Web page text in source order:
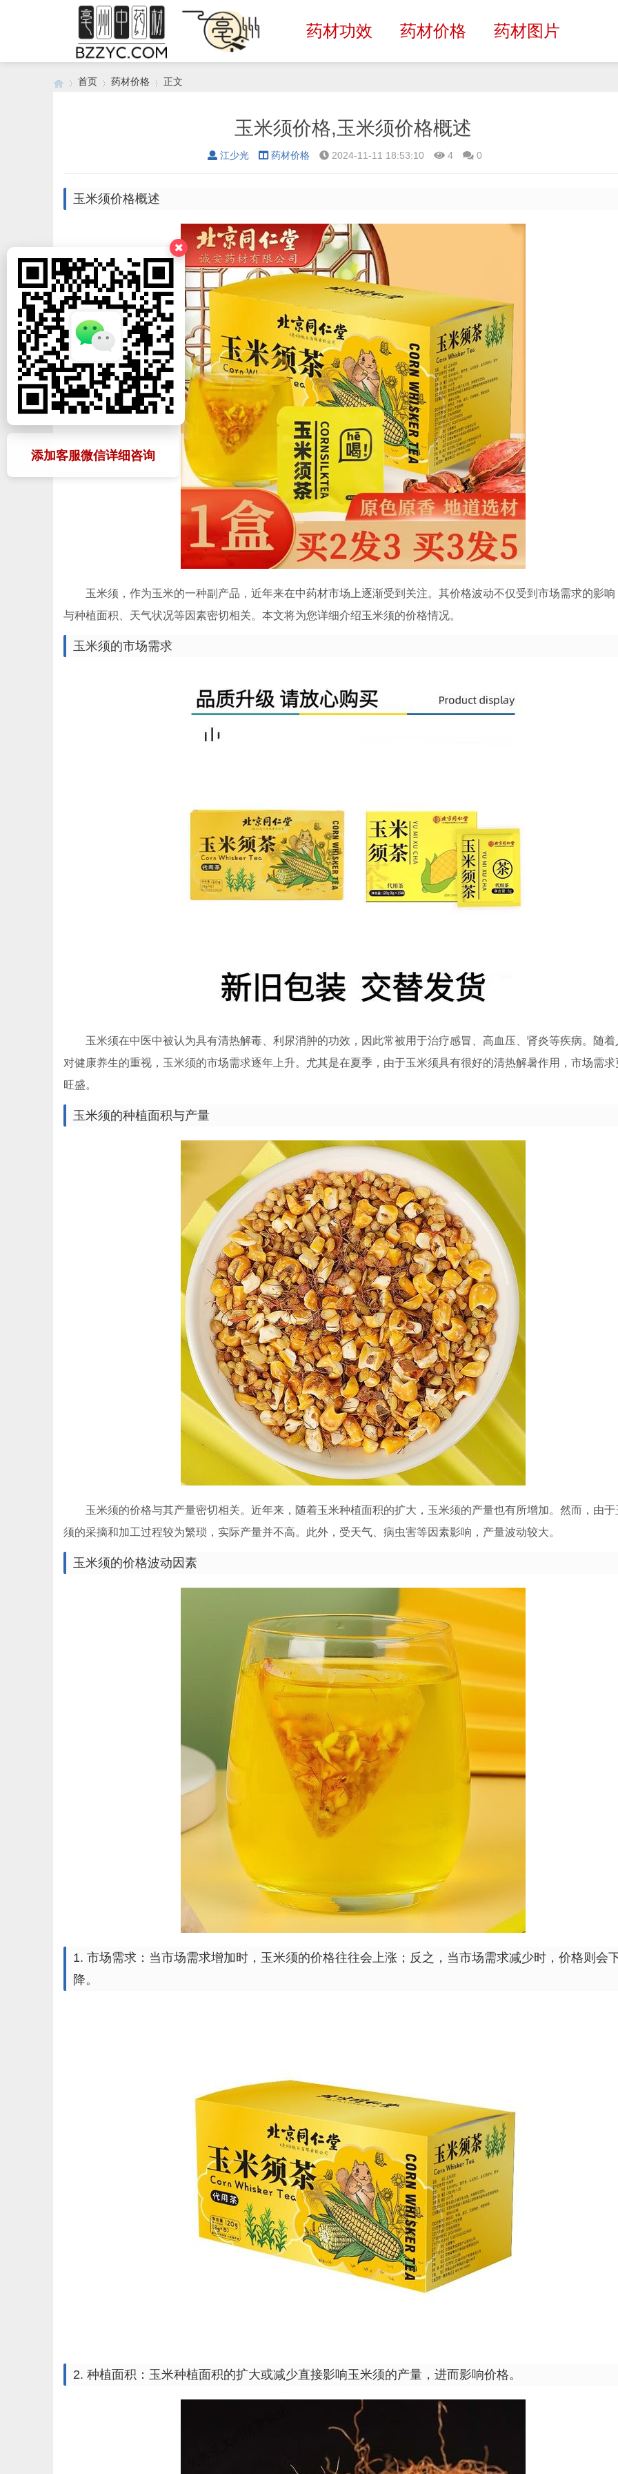
药材功效 药材价格 药材图片
添加客服微信详细咨询
首页 药材价格 正文
玉米须价格,玉米须价格概述
江少光 药材价格 2024-11-11 18:53:10 4 0
玉米须价格概述
玉米须，作为玉米的一种副产品，近年来在中药材市场上逐渐受到关注。其价格波动不仅受到市场需求的影响
与种植面积、天气状况等因素密切相关。本文将为您详细介绍玉米须的价格情况。
玉米须的市场需求
玉米须在中医中被认为具有清热解毒、利尿消肿的功效，因此常被用于治疗感冒、高血压、肾炎等疾病。随着
对健康养生的重视，玉米须的市场需求逐年上升。尤其是在夏季，由于玉米须具有很好的清热解暑作用，市场需求
旺盛。
玉米须的种植面积与产量
玉米须的价格与其产量密切相关。近年来，随着玉米种植面积的扩大，玉米须的产量也有所增加。然而，由于
须的采摘和加工过程较为繁琐，实际产量并不高。此外，受天气、病虫害等因素影响，产量波动较大。
玉米须的价格波动因素
1. 市场需求：当市场需求增加时，玉米须的价格往往会上涨；反之，当市场需求减少时，价格则会
降。
2. 种植面积：玉米种植面积的扩大或减少直接影响玉米须的产量，进而影响价格。